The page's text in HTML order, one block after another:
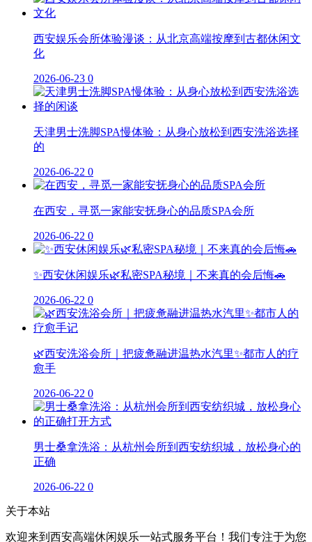
西安娱乐会所体验漫谈：从北京高端按摩到古都休闲文
化
2026-06-23 0
天津男士洗脚SPA慢体验：从身心放松到西安洗浴选择
的
2026-06-22 0
在西安，寻觅一家能安抚身心的品质SPA会所
2026-06-22 0
✨西安休闲娱乐🌿私密SPA秘境｜不来真的会后悔🚗
2026-06-22 0
🌿西安洗浴会所｜把疲惫融进温热水汽里✨都市人的疗
愈手
2026-06-22 0
男士桑拿洗浴：从杭州会所到西安纺织城，放松身心的
正确
2026-06-22 0
关于本站
欢迎来到西安高端休闲娱乐一站式服务平台！我们专注于为您